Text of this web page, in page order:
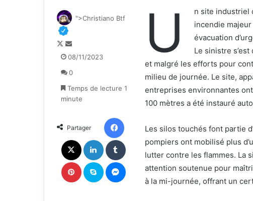
U
n site industriel
incendie
évacuation
Le sinistre
et malgré les efforts pour
milieu de journée. Le site,
entreprises environnantes
100 mètres a été instauré
Les silos touchés font partie
pompiers ont mobilisé plus
lutter contre les flammes. La
attention soutenue pour
à la mi-journée, offrant un
">Christiano Btf
F
o
l
o
w
X
n
o
y
e
n
c
o
u
r
r
08/11/2023
0
Temps de lecture 1
minute
Partager